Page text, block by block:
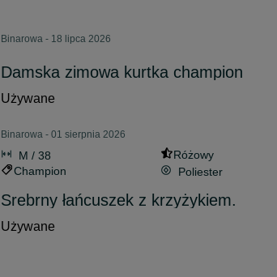
Binarowa - 18 lipca 2026
Damska zimowa kurtka champion
Używane
Binarowa - 01 sierpnia 2026
M / 38
Różowy
Champion
Poliester
Srebrny łańcuszek z krzyżykiem.
Używane